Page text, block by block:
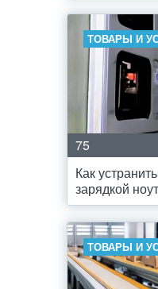
ТОВАРЫ И
75
Как
зарядкой
ТОВАРЫ И